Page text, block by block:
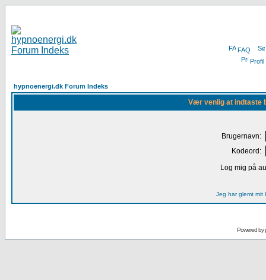
FAQ
Profil
hypnoenergi.dk Forum Indeks
Vær venlig at indtaste
Brugernavn:
Kodeord:
Log mig på
Jeg har glemt mit
Powered by